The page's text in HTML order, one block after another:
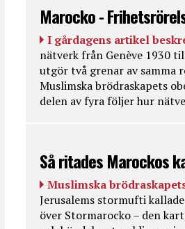
Marocko -
I gårdagens artikel
nätverk från Genève 1930
utgör två grenar av samma
Muslimska brödraskapets
delen av fyra följer hur
Så ritades Marockos
Muslimska
Jerusalems stormufti
över Stormarocko – den